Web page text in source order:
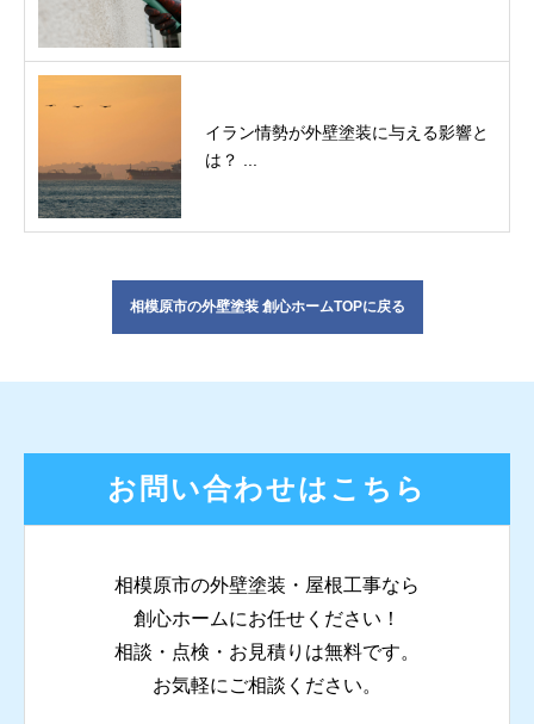
イラン情勢が外壁塗装に与える影響と
は？ ...
相模原市の外壁塗装 創心ホームTOPに戻る
お問い合わせはこちら
相模原市の外壁塗装・屋根工事なら
創心ホームにお任せください！
相談・点検・お見積りは無料です。
お気軽にご相談ください。